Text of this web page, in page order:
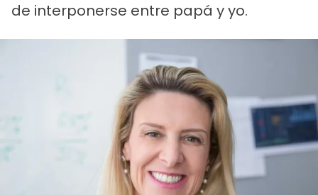
de interponerse entre papá y yo.